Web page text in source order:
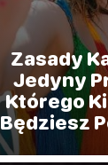
Zasady
Jedyny
Którego
Będziesz